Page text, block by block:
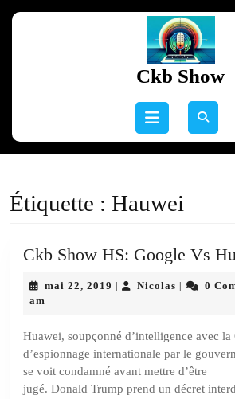
Ckb Show
Open
Étiquette : Hauwei
Ckb Show HS: Google Vs
mai 22, 2019 mai
Nicolas Nicolas
0
am
Huawei, soupçonné d’intelligence avec la
d’espionnage internationale par le
se voit condamné avant mettre d’être
jugé. Donald Trump prend un décret